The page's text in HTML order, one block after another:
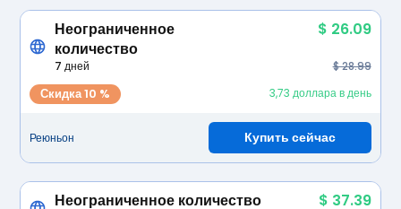
Неограниченное
количество
$ 26.09
7 дней $ 28.99
Скидка 10 % 3,73 доллара в день
Реюньон Купить сейчас
Неограниченное количество $ 37.39